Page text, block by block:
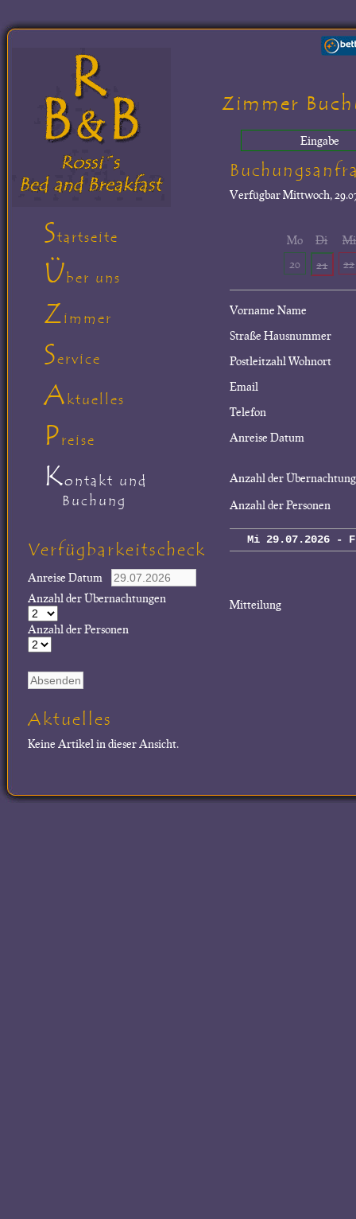
Zimmer
Eingabe
VerfügbarMittwoch,
Mo
20
Di
21
Mi
22
Vorname Name
Straße Hausnummer
Postleitzahl Wohnort
Email
Telefon
Anreise Datum
Anzahl der
Anzahl der Personen
Mi 29.07.2026 -
Mitteilung
Startseite
Über uns
Zimmer
Service
Aktuelles
Preise
Kontakt und
Buchung
Verfügbarkeitscheck
Anreise Datum
Anzahl der Übernachtungen
Anzahl der Personen
Aktuelles
Keine Artikel in dieser Ansicht.